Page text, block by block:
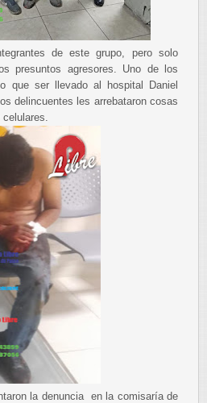
de este grupo, pero solo
presuntos agresores. Uno de los
que ser llevado al hospital Daniel
delincuentes les arrebataron cosas
la denuncia en la comisaría de